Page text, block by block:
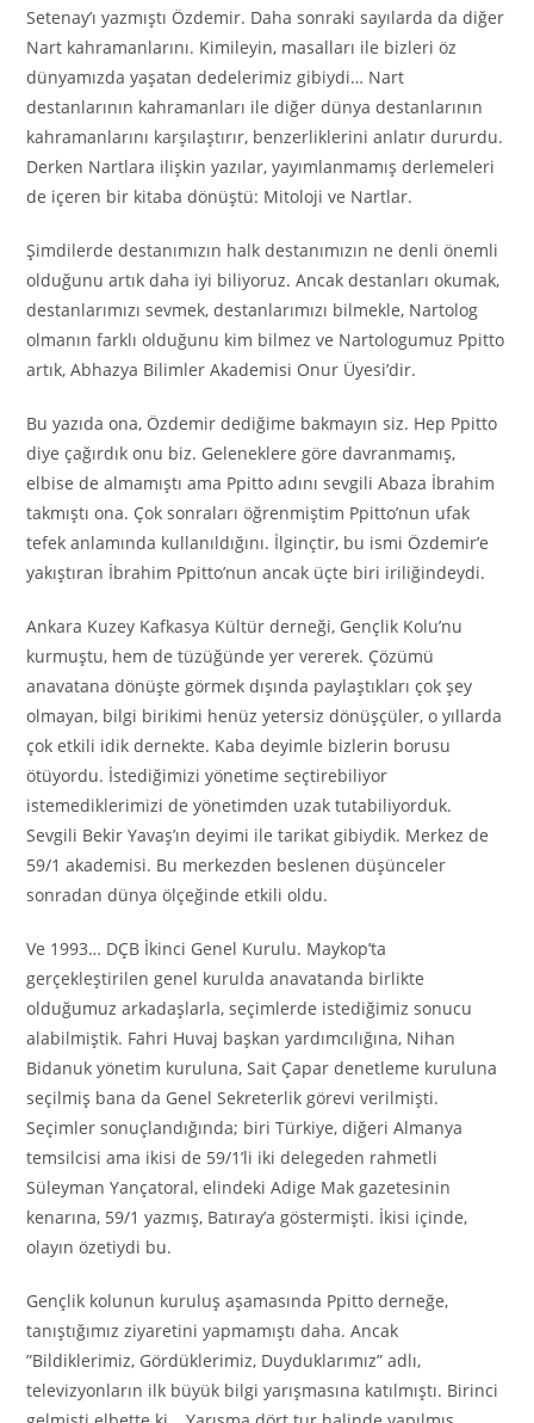
Setenay’ı yazmıştı Özdemir. Daha sonraki sayılarda da diğer
Nart kahramanlarını. Kimileyin, masalları ile bizleri öz
dünyamızda yaşatan dedelerimiz gibiydi… Nart
destanlarının kahramanları ile diğer dünya destanlarının
kahramanlarını karşılaştırır, benzerliklerini anlatır dururdu.
Derken Nartlara ilişkin yazılar, yayımlanmamış derlemeleri
de içeren bir kitaba dönüştü: Mitoloji ve Nartlar.
Şimdilerde destanımızın halk destanımızın ne denli önemli
olduğunu artık daha iyi biliyoruz. Ancak destanları okumak,
destanlarımızı sevmek, destanlarımızı bilmekle, Nartolog
olmanın farklı olduğunu kim bilmez ve Nartologumuz Ppitto
artık, Abhazya Bilimler Akademisi Onur Üyesi’dir.
Bu yazıda ona, Özdemir dediğime bakmayın siz. Hep Ppitto
diye çağırdık onu biz. Geleneklere göre davranmamış,
elbise de almamıştı ama Ppitto adını sevgili Abaza İbrahim
takmıştı ona. Çok sonraları öğrenmiştim Ppitto’nun ufak
tefek anlamında kullanıldığını. İlginçtir, bu ismi Özdemir’e
yakıştıran İbrahim Ppitto’nun ancak üçte biri iriliğindeydi.
Ankara Kuzey Kafkasya Kültür derneği, Gençlik Kolu’nu
kurmuştu, hem de tüzüğünde yer vererek. Çözümü
anavatana dönüşte görmek dışında paylaştıkları çok şey
olmayan, bilgi birikimi henüz yetersiz dönüşçüler, o yıllarda
çok etkili idik dernekte. Kaba deyimle bizlerin borusu
ötüyordu. İstediğimizi yönetime seçtirebiliyor
istemediklerimizi de yönetimden uzak tutabiliyorduk.
Sevgili Bekir Yavaş’ın deyimi ile tarikat gibiydik. Merkez de
59/1 akademisi. Bu merkezden beslenen düşünceler
sonradan dünya ölçeğinde etkili oldu.
Ve 1993… DÇB İkinci Genel Kurulu. Maykop’ta
gerçekleştirilen genel kurulda anavatanda birlikte
olduğumuz arkadaşlarla, seçimlerde istediğimiz sonucu
alabilmiştik. Fahri Huvaj başkan yardımcılığına, Nihan
Bidanuk yönetim kuruluna, Sait Çapar denetleme kuruluna
seçilmiş bana da Genel Sekreterlik görevi verilmişti.
Seçimler sonuçlandığında; biri Türkiye, diğeri Almanya
temsilcisi ama ikisi de 59/1’li iki delegeden rahmetli
Süleyman Yançatoral, elindeki Adige Mak gazetesinin
kenarına, 59/1 yazmış, Batıray’a göstermişti. İkisi içinde,
olayın özetiydi bu.
Gençlik kolunun kuruluş aşamasında Ppitto derneğe,
tanıştığımız ziyaretini yapmamıştı daha. Ancak
”Bildiklerimiz, Gördüklerimiz, Duyduklarımız” adlı,
televizyonların ilk büyük bilgi yarışmasına katılmıştı. Birinci